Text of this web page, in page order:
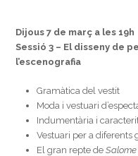
Dijous 7 de març a les 19h
Sessió 3 – El disseny de
l’escenografia
Gramàtica del vestit
Moda i vestuari
Indumentària i
Vestuari per a diferents
El gran repte deSalome